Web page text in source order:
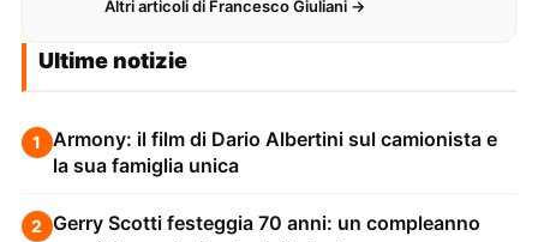
Altri articoli di Francesco Giuliani →
Ultime notizie
1
Armony: il film di Dario Albertini sul camionista e
la sua famiglia unica
2 Gerry Scotti festeggia 70 anni: un compleanno